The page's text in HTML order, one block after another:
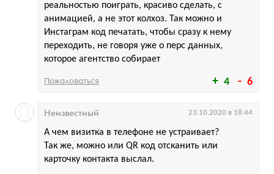
4 6
реальностью поиграть, красиво сделать, с
анимацией, а не этот колхоз. Так можно и
Инстаграм код печатать, чтобы сразу к нему
переходить, не говоря уже о перс данных,
которое агентство собирает
Пожаловаться
А чем визитка в телефоне не устраивает?
Так же, можно или QR код отсканить или
карточку контакта выслал.
Неизвестный 23.10.2020 в 18:44